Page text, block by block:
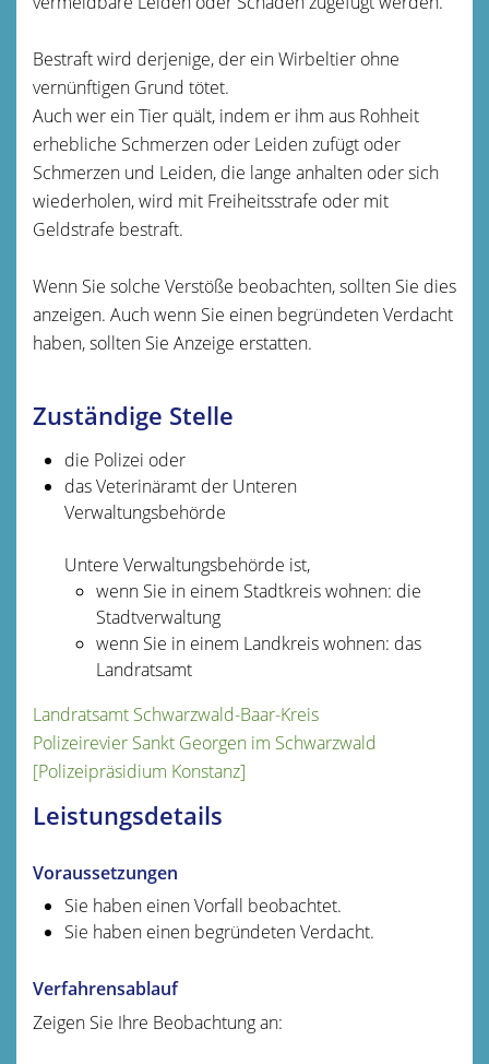
Bestraft wird derjenige, der ein Wirbeltier ohne
vernünftigen Grund tötet.
Auch wer ein Tier quält, indem er ihm aus Rohheit
erhebliche Schmerzen oder Leiden zufügt oder
Schmerzen und Leiden, die lange anhalten oder sich
wiederholen, wird mit Freiheitsstrafe oder mit
Geldstrafe bestraft.
Wenn Sie solche Verstöße beobachten, sollten Sie dies
anzeigen. Auch wenn Sie einen begründeten Verdacht
haben, sollten Sie Anzeige erstatten.
Zuständige Stelle
die Polizei oder
das Veterinäramt der Unteren
Verwaltungsbehörde
Untere Verwaltungsbehörde ist,
wenn Sie in einem Stadtkreis wohnen: die
Stadtverwaltung
wenn Sie in einem Landkreis wohnen: das
Landratsamt
Landratsamt Schwarzwald-Baar-Kreis
Polizeirevier Sankt Georgen im Schwarzwald
[Polizeipräsidium Konstanz]
Leistungsdetails
Voraussetzungen
Sie haben einen Vorfall beobachtet.
Sie haben einen begründeten Verdacht.
Verfahrensablauf
Zeigen Sie Ihre Beobachtung an: